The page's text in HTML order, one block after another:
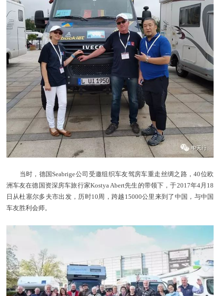
当时，德国Seabrige公司受邀组织车友驾房车重走丝绸之路，40位欧
洲车友在德国资深房车旅行家Kostya Abert先生的带领下，于2017年4月18
日从杜塞尔多夫市出发，历时10周，跨越15000公里来到了中国，与中国
车友胜利会师。